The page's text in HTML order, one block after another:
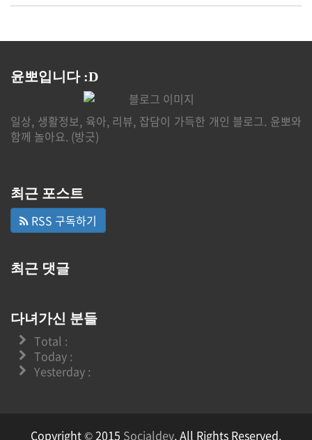
윤뽀입니다 :D
일상, 생활정보, 육아, 리뷰, 잡담이 가득한 개인 블로그. 윤뽀와
함께 놀아요. (방긋)
최근 포스트
RSS 구독하기
최근 댓글
다녀가신 분들
Total :
Today :
Yesterday :
Copyright © 2015 Socialdev. All Rights Reserved.